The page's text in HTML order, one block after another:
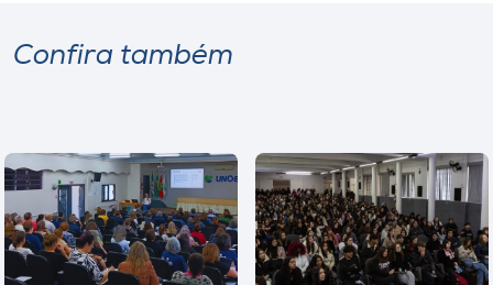
Confira também